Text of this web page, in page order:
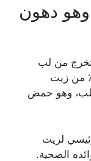
وهو دهون
من لب
الأفوكادو. يتكون ما يقرب من 70٪ من زيت
وهو حمض
لزيت
الصحية.